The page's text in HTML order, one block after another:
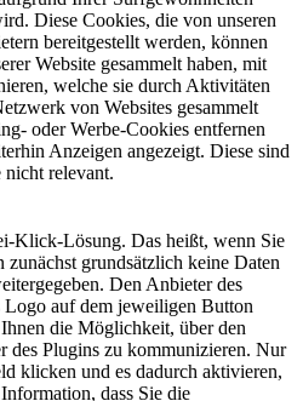
Diese Cookies, die von unseren
bereitgestellt werden, können
Website gesammelt haben, mit
welche sie durch Aktivitäten
von Websites gesammelt
oder Werbe-Cookies entfernen
Anzeigen angezeigt. Diese sind
relevant.
Klick-Lösung. Das heißt, wenn Sie
zunächst grundsätzlich keine Daten
Den Anbieter des
Logo auf dem jeweiligen Button
die Möglichkeit, über den
des Plugins zu kommunizieren. Nur
klicken und es dadurch aktivieren,
dass Sie die